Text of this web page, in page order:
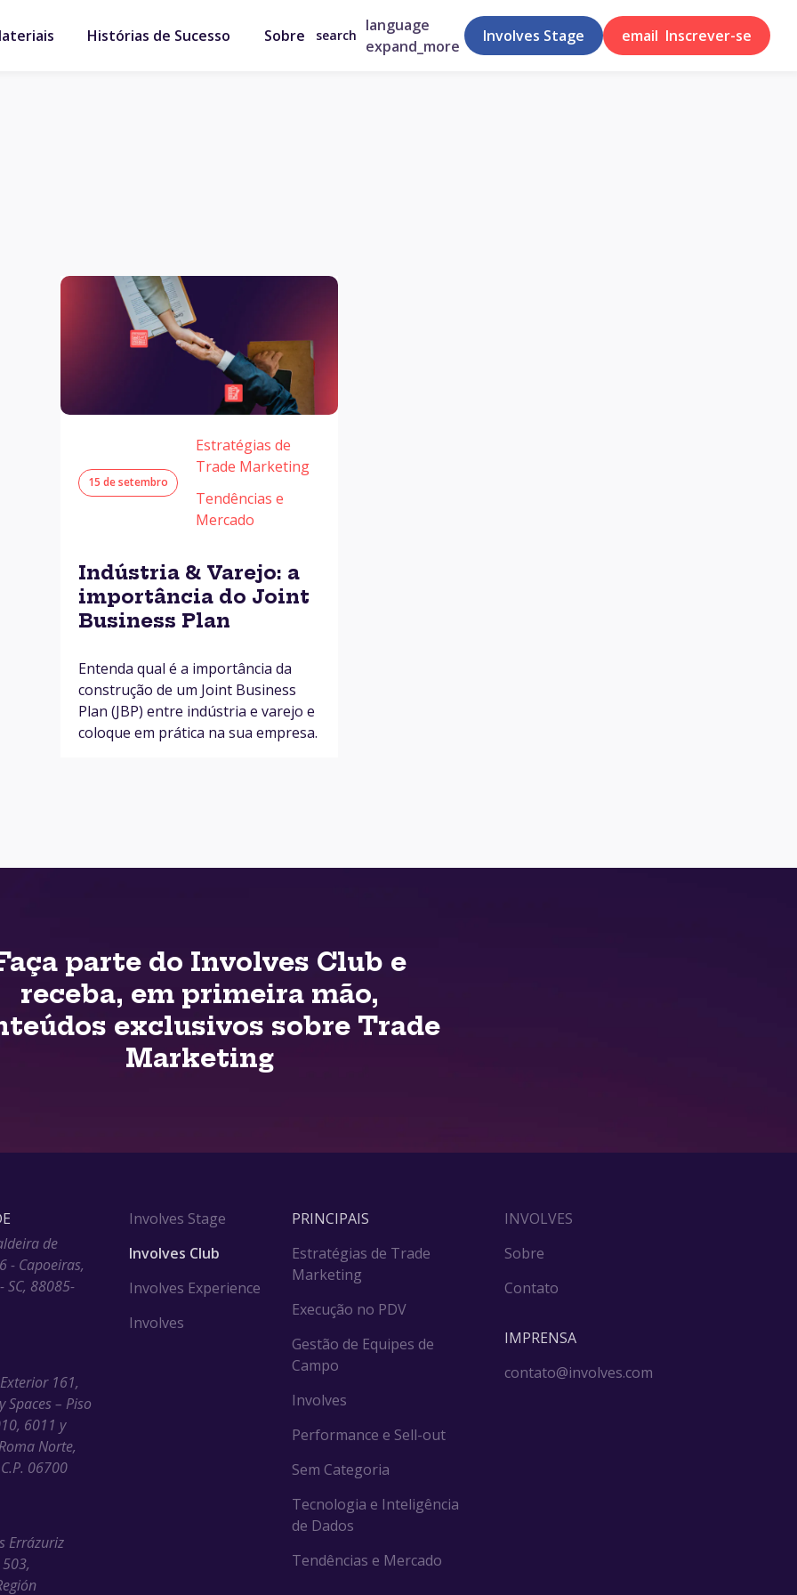
Histórias de Sucesso Sobre search
language
expand_more
Involves Stage email Inscrever-se
15 de setembro
Estratégias de
Trade Marketing
Tendências e
Mercado
Indústria & Varejo: a
importância do Joint
Business Plan
Entenda qual é a importância da
construção de um Joint Business
Plan (JBP) entre indústria e varejo e
coloque em prática na sua empresa.
parte do Involves Club e
receba, em primeira mão,
exclusivos sobre Trade
Marketing
de
- Capoeiras,
SC, 88085-
161,
Spaces – Piso
6011 y
Norte,
06700
Errázuriz
Involves Stage
Involves Club
Involves Experience
Involves
PRINCIPAIS
Estratégias de Trade
Marketing
Execução no PDV
Gestão de Equipes de
Campo
Involves
Performance e Sell-out
Sem Categoria
Tecnologia e Inteligência
de Dados
Tendências e Mercado
INVOLVES
Sobre
Contato
IMPRENSA
contato@involves.com